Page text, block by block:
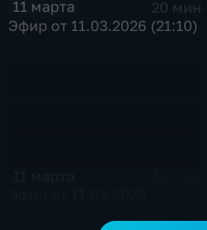
11 марта
20 мин
Эфир от 11.03.2026 (21:10)